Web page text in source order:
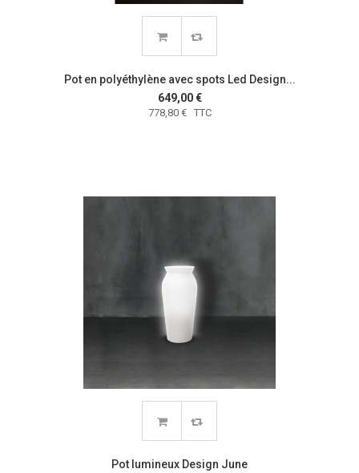
Pot en polyéthylène avec spots Led Design...
649,00 €
778,80 € TTC
Pot lumineux Design June